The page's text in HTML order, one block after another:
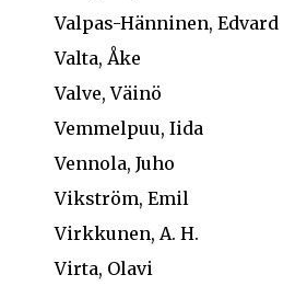
Valpas-Hänninen, Edvard
Valta, Åke
Valve, Väinö
Vemmelpuu, Iida
Vennola, Juho
Vikström, Emil
Virkkunen, A. H.
Virta, Olavi